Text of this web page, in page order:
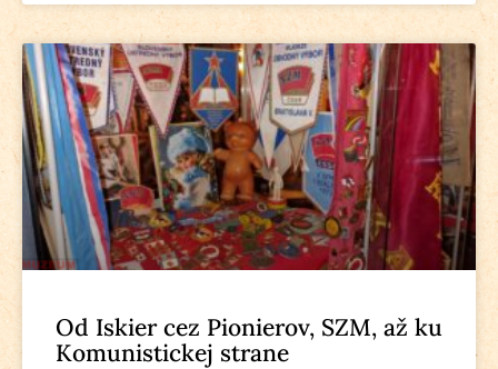
Od Iskier cez Pionierov, SZM, až ku
Komunistickej strane